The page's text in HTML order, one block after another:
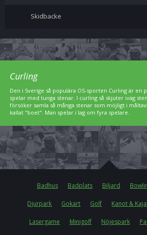
Skidbacke
Curling
Den i Sverige så populära OS-sporten Curling är en
spelar med tunga stenar. I curling så skjuter iväg
försöker samla så många stenar som möjligt i
kallat "boet". Man spelar i lag om fyra spelare.
Badhus Badplats Biljard
Djurpark Gokart Golf Kanot &
Lasergame Minigolf Nöjespark